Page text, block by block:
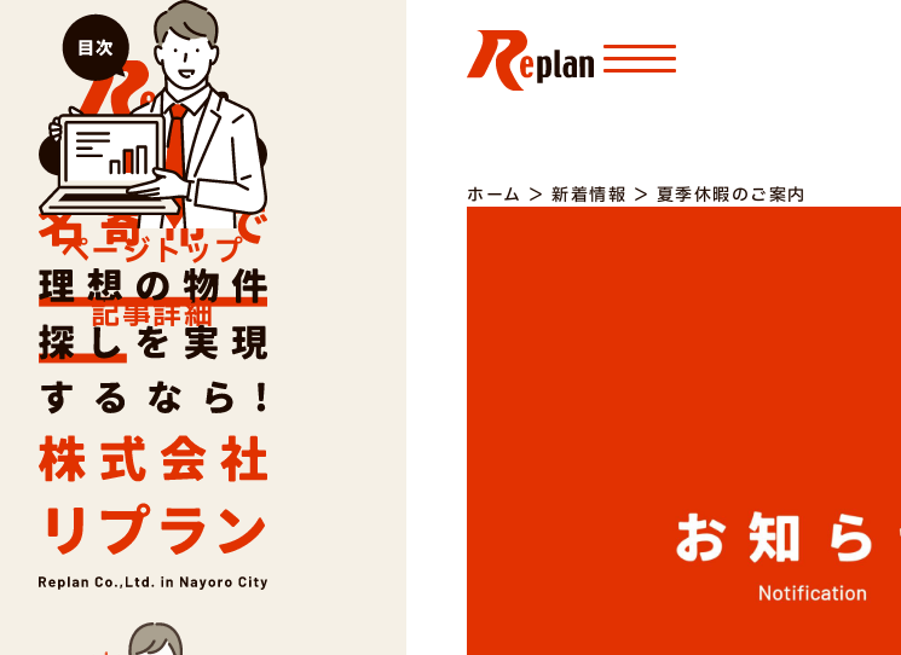
ホーム ＞ 新着情報 ＞ 夏季休暇のご案内
ページトップ
記事詳細